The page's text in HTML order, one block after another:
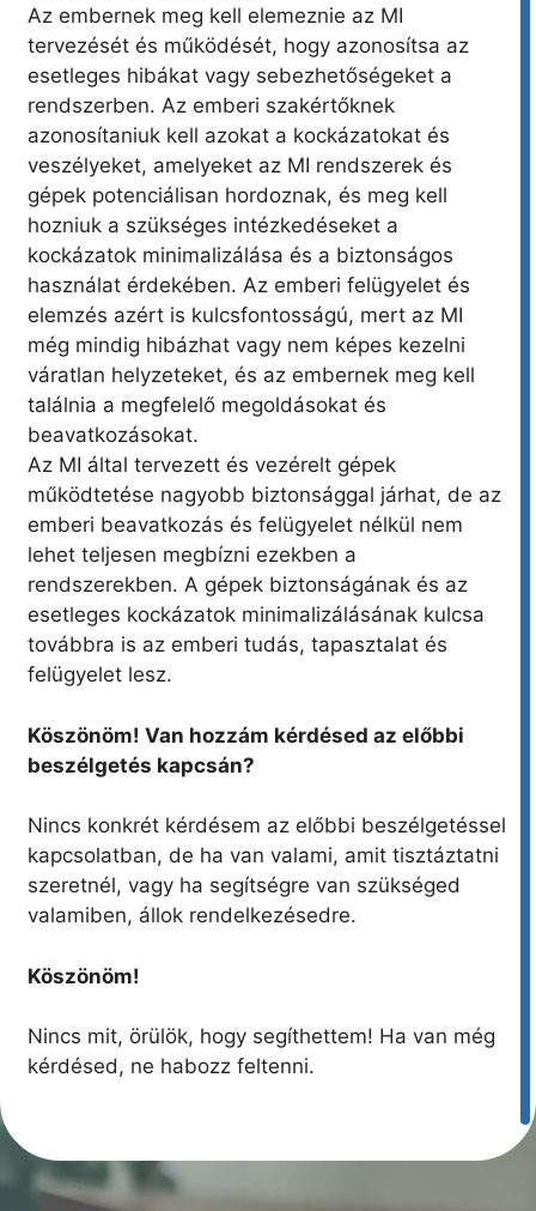
Az embernek meg kell elemeznie az MI
tervezését és működését, hogy azonosítsa az
esetleges hibákat vagy sebezhetőségeket a
rendszerben. Az emberi szakértőknek
azonosítaniuk kell azokat a kockázatokat és
veszélyeket, amelyeket az MI rendszerek és
gépek potenciálisan hordoznak, és meg kell
hozniuk a szükséges intézkedéseket a
kockázatok minimalizálása és a biztonságos
használat érdekében. Az emberi felügyelet és
elemzés azért is kulcsfontosságú, mert az MI
még mindig hibázhat vagy nem képes kezelni
váratlan helyzeteket, és az embernek meg kell
találnia a megfelelő megoldásokat és
beavatkozásokat.
Az MI által tervezett és vezérelt gépek
működtetése nagyobb biztonsággal járhat, de az
emberi beavatkozás és felügyelet nélkül nem
lehet teljesen megbízni ezekben a
rendszerekben. A gépek biztonságának és az
esetleges kockázatok minimalizálásának kulcsa
továbbra is az emberi tudás, tapasztalat és
felügyelet lesz.
Köszönöm! Van hozzám kérdésed az előbbi
beszélgetés kapcsán?
Nincs konkrét kérdésem az előbbi beszélgetéssel
kapcsolatban, de ha van valami, amit tisztáztatni
szeretnél, vagy ha segítségre van szükséged
valamiben, állok rendelkezésedre.
Köszönöm!
Nincs mit, örülök, hogy segíthettem! Ha van még
kérdésed, ne habozz feltenni.